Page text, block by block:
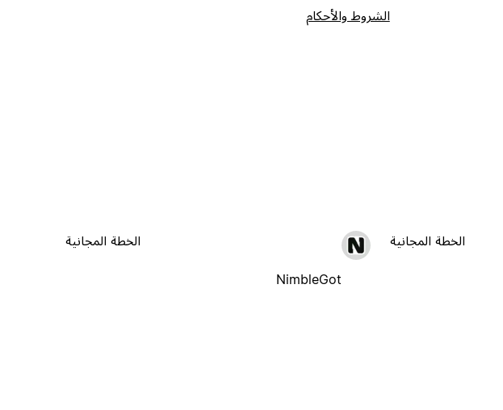
الشروط والأحكام
الخطة المجانية
NimbleGot
الخطة المجانية